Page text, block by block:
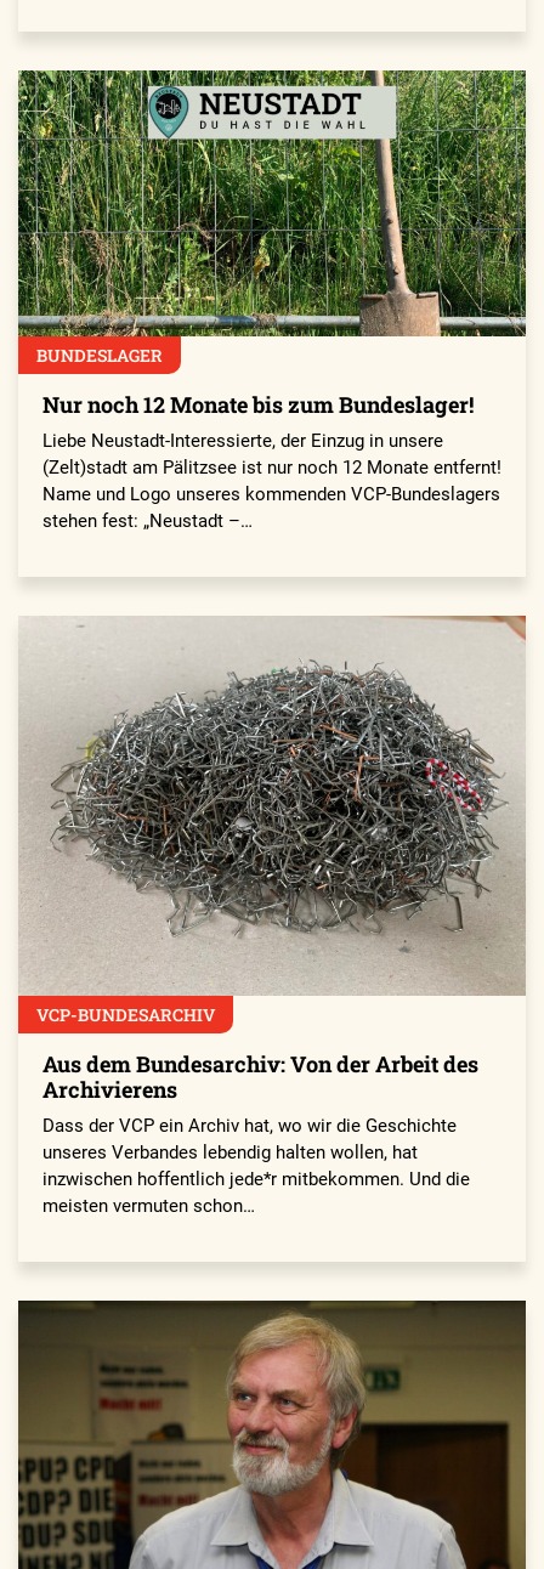
BUNDESLAGER
Nur noch 12 Monate bis zum Bundeslager!
Liebe Neustadt-Interessierte, der Einzug in unsere
(Zelt)stadt am Pälitzsee ist nur noch 12 Monate entfernt!
Name und Logo unseres kommenden VCP-Bundeslagers
stehen fest: „Neustadt –…
VCP-BUNDESARCHIV
Aus dem Bundesarchiv: Von der Arbeit des
Archivierens
Dass der VCP ein Archiv hat, wo wir die Geschichte
unseres Verbandes lebendig halten wollen, hat
inzwischen hoffentlich jede*r mitbekommen. Und die
meisten vermuten schon…